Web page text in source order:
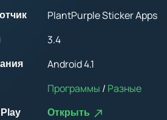
PlantPurple Sticker Apps
3.4
Android 4.1
Программы / Разные
Открыть